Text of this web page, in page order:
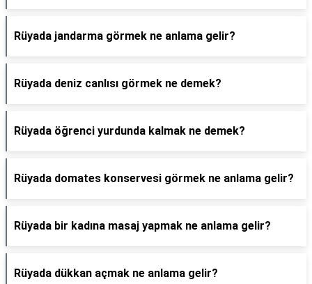
Rüyada jandarma görmek ne anlama gelir?
Rüyada deniz canlısı görmek ne demek?
Rüyada öğrenci yurdunda kalmak ne demek?
Rüyada domates konservesi görmek ne anlama gelir?
Rüyada bir kadına masaj yapmak ne anlama gelir?
Rüyada dükkan açmak ne anlama gelir?